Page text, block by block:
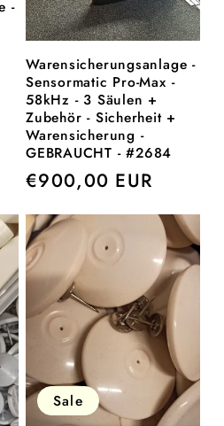
-
Warensicherungsanlage -
Sensormatic Pro-Max -
58kHz - 3 Säulen +
Zubehör - Sicherheit +
Warensicherung -
GEBRAUCHT - #2684
Normaler
€900,00 EUR
Sale